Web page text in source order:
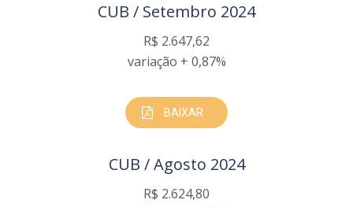
CUB / Setembro 2024
R$ 2.647,62
variação + 0,87%
BAIXAR
CUB / Agosto 2024
R$ 2.624,80